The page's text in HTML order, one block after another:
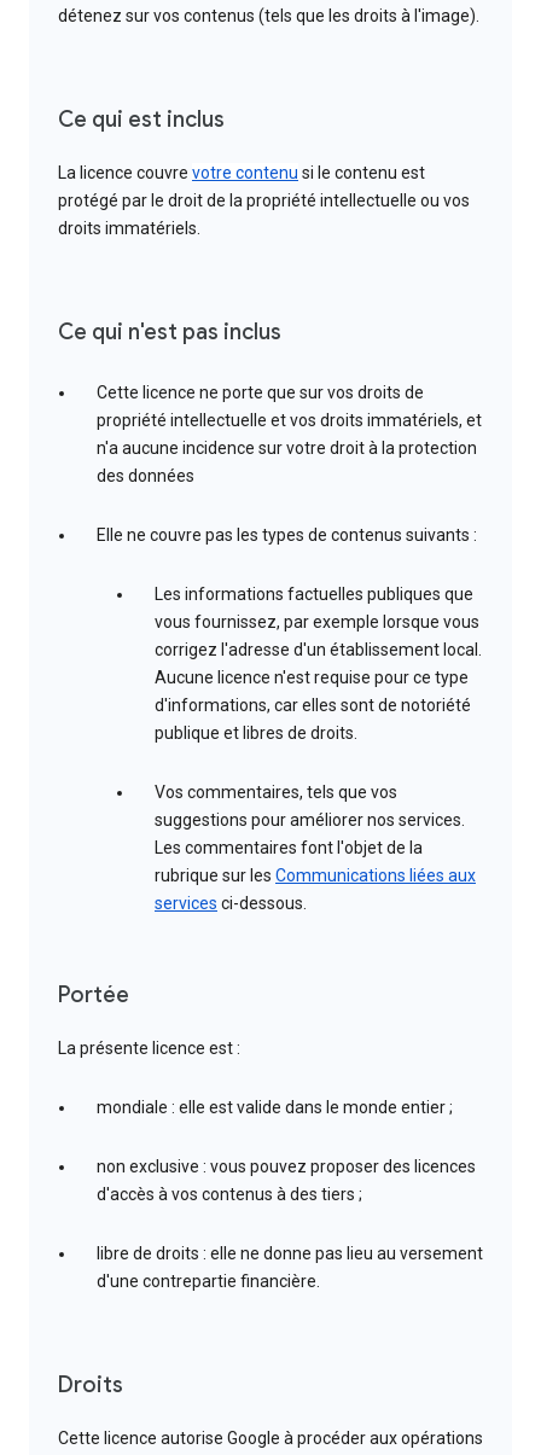
détenez sur vos contenus (tels que les droits à l'image).
Ce qui est inclus
La licence couvre votre contenu si le contenu est
protégé par le droit de la propriété intellectuelle ou vos
droits immatériels.
Ce qui n'est pas inclus
Cette licence ne porte que sur vos droits de
propriété intellectuelle et vos droits immatériels, et
n'a aucune incidence sur votre droit à la protection
des données
Elle ne couvre pas les types de contenus suivants :
Les informations factuelles publiques que
vous fournissez, par exemple lorsque vous
corrigez l'adresse d'un établissement local.
Aucune licence n'est requise pour ce type
d'informations, car elles sont de notoriété
publique et libres de droits.
Vos commentaires, tels que vos
suggestions pour améliorer nos services.
Les commentaires font l'objet de la
rubrique sur les Communications liées aux
services ci-dessous.
Portée
La présente licence est :
mondiale : elle est valide dans le monde entier ;
non exclusive : vous pouvez proposer des licences
d'accès à vos contenus à des tiers ;
libre de droits : elle ne donne pas lieu au versement
d'une contrepartie financière.
Droits
Cette licence autorise Google à procéder aux opérations